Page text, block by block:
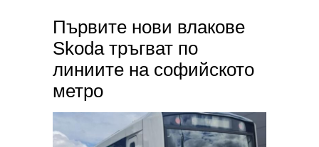
Първите нови влакове
Skoda тръгват по
линиите на софийското
метро